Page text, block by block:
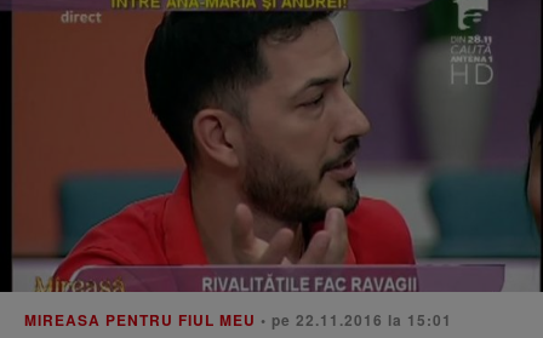
MIREASA PENTRU FIUL MEU • pe 22.11.2016 la 15:01